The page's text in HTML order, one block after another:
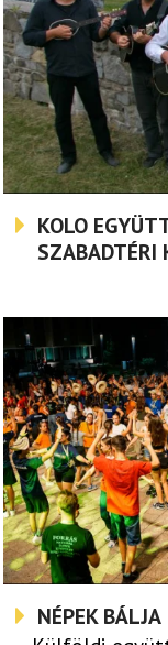
KOLO
SZABADTÉRI
NÉPEK BÁLJA